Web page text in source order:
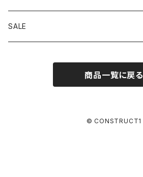
shoes
TOGA×UMBRO
accessory
pants
knit
Champion (TTA、MADE IN USA)
CHICSTOCKS
SALE
商品一覧に戻る
© CONSTRUCT1